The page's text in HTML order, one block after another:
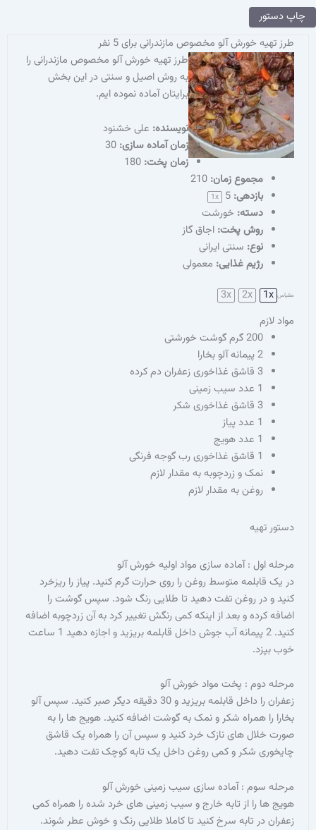
خورش آلو مخصوص مازندرانی برای 5 نفر
طرز تهیه خورش آلو مخصوص مازندرانی را
به روش اصیل و سنتی در این بخش
برایتان آماده نموده ایم.
نویسنده‌:علی خشنود
زمان آماده سازی:30
زمان پخت:180
مجموع زمان:210
1
خورشت
روش پخت: اجاق گاز
سنتی ایرانی
رژیم غذایی: معمولی
3x
گرم گوشت خورشتی
پیمانه آلو بخارا
قاشق غذاخوری زعفران دم کرده
عدد سیب زمینی
قاشق غذاخوری شکر
عدد پیاز
عدد هویج
قاشق غذاخوری رب گوجه فرنگی
نمک و زردچوبه به مقدار لازم
روغن به مقدار لازم
: آماده سازی مواد اولیه خورش آلو
متوسط روغن را روی حرارت گرم کنید. پیاز را ریزخرد
روغن تفت دهید تا طلایی رنگ شود. سپس گوشت را
و بعد از اینکه کمی رنگش تغییر کرد به آن زردچوبه اضافه
کنید. 2 پیمانه آب جوش داخل قابلمه بریزید و اجازه دهید 1 ساعت
: پخت مواد خورش آلو
زعفران را داخل قابلمه بریزید و 30 دقیقه دیگر صبر کنید. سپس آلو
همراه شکر و نمک به گوشت اضافه کنید. هویج ها را به
های نازک خرد کنید و سپس آن را همراه یک قاشق
شکر و کمی روغن داخل یک تابه کوچک تفت دهید.
: آماده سازی سیب زمینی خورش آلو
را از تابه خارج و سیب زمینی های خرد شده را همراه کمی
تابه سرخ کنید تا کاملا طلایی رنگ و خوش عطر شوند.